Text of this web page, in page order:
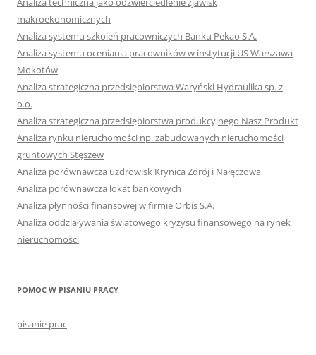
makroekonomicznych
Analiza systemu szkoleń pracowniczych Banku Pekao S.A.
Analiza systemu oceniania pracowników w instytucji US Warszawa
Mokotów
Analiza strategiczna przedsiębiorstwa Waryński Hydraulika sp. z
o.o.
Analiza strategiczna przedsiębiorstwa produkcyjnego Nasz Produkt
Analiza rynku nieruchomości np. zabudowanych nieruchomości
gruntowych Stęszew
Analiza porównawcza uzdrowisk Krynica Zdrój i Nałęczowa
Analiza porównawcza lokat bankowych
Analiza płynności finansowej w firmie Orbis S.A.
Analiza oddziaływania światowego kryzysu finansowego na rynek
nieruchomości
POMOC W PISANIU PRACY
pisanie prac